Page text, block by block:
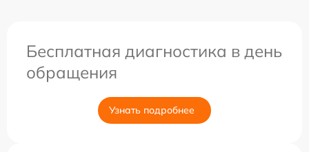
Бесплатная диагностика в день
обращения
Узнать подробнее